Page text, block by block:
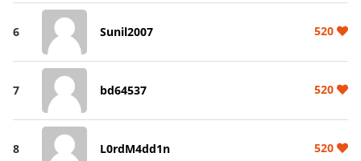
6 Sunil2007 520
7 bd64537 520
8 L0rdM4dd1n 520